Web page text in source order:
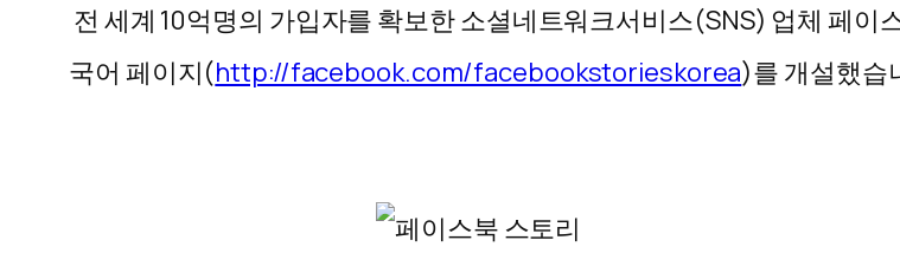
전 세계 10억명의 가입자를 확보한 소셜네트워크서비스(SNS) 업체 페이
국어 페이지(http://facebook.com/facebookstorieskorea)를 개설했습